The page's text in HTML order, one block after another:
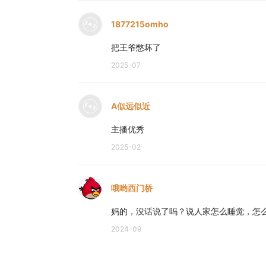
1877215omho
把王爷憋坏了
2025-07
A似远似近
主播优秀
2025-02
哦哟西门桥
妈的，没话说了吗？说人家怎么睡觉，怎
2024-09